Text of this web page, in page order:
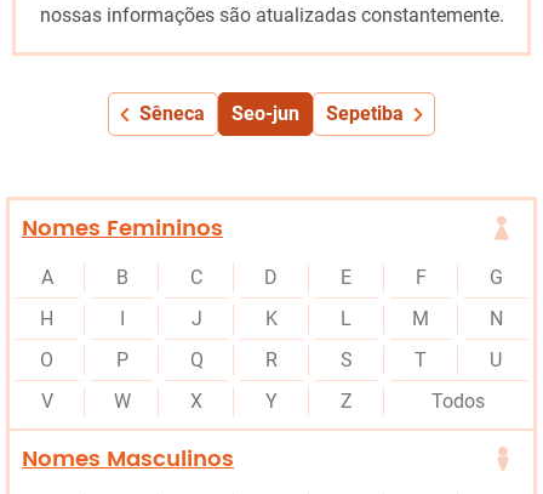
nossas informações são atualizadas constantemente.
Sêneca Seo-jun Sepetiba
Nomes Femininos
A B C D E F
G
H
J K L M
N
O
P Q R S T
U
V
W X Y Z Todos
Nomes Masculinos